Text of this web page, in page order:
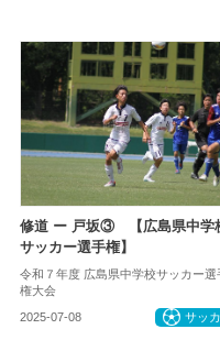
修道 ー 戸坂③ 【広島県中学
サッカー選手権】
令和７年度 広島県中学校サッカー選
権大会
2025-07-08 サッ